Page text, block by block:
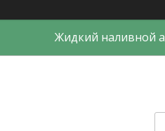
Жидкий наливной